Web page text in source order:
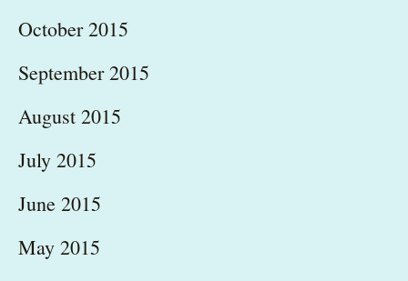
October 2015
September 2015
August 2015
July 2015
June 2015
May 2015